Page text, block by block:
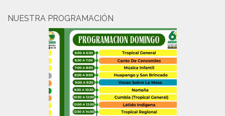
NUESTRA PROGRAMACIÓN